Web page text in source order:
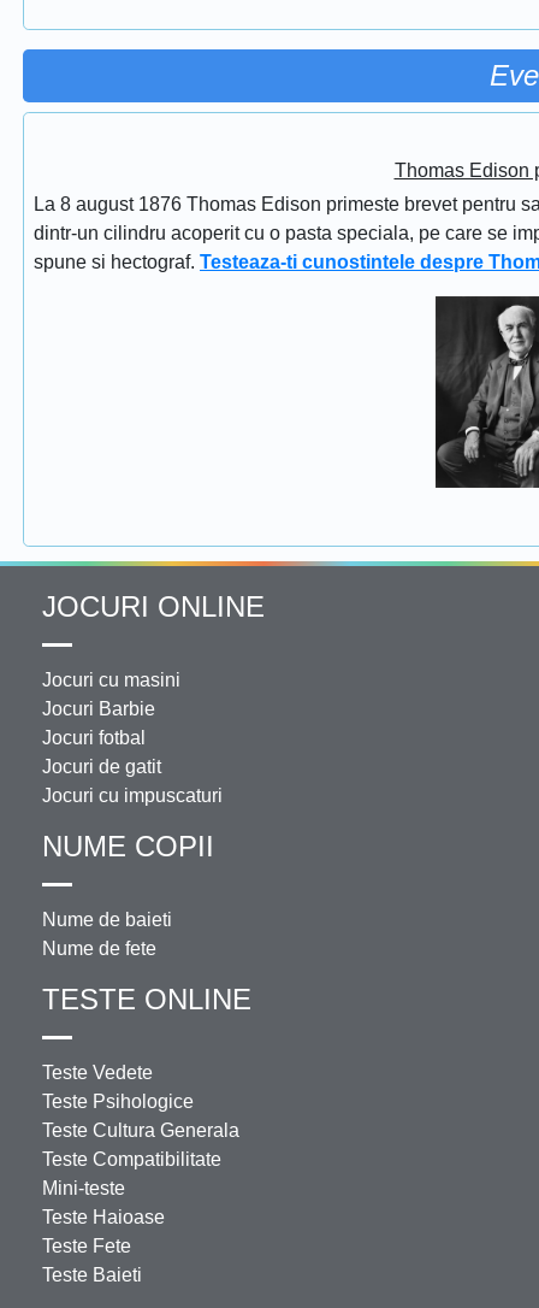
Thomas Edison
La 8 august 1876 Thomas Edison primeste brevet pentru
dintr-un cilindru acoperit cu o pasta speciala, pe care se
spune si hectograf. Testeaza-ti cunostintele despre
JOCURI ONLINE
Jocuri cu masini
Jocuri Barbie
Jocuri fotbal
Jocuri de gatit
Jocuri cu impuscaturi
NUME COPII
Nume de baieti
Nume de fete
TESTE ONLINE
Teste Vedete
Teste Psihologice
Teste Cultura Generala
Teste Compatibilitate
Mini-teste
Teste Haioase
Teste Fete
Teste Baieti